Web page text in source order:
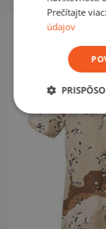
Vhodné na bežné
Prečítajte
údajov